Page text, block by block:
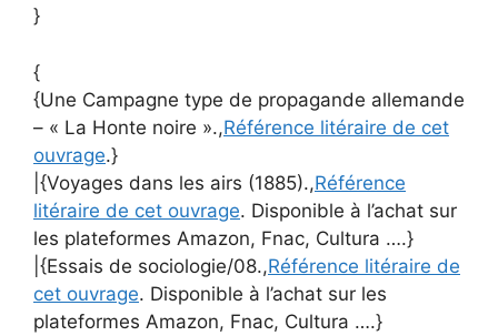
}
{
{Une Campagne type de propagande allemande
– « La Honte noire ».,Référence litéraire de cet
ouvrage.}
|{Voyages dans les airs (1885).,Référence
litéraire de cet ouvrage. Disponible à l’achat sur
les plateformes Amazon, Fnac, Cultura ….}
|{Essais de sociologie/08.,Référence litéraire de
cet ouvrage. Disponible à l’achat sur les
plateformes Amazon, Fnac, Cultura ….}